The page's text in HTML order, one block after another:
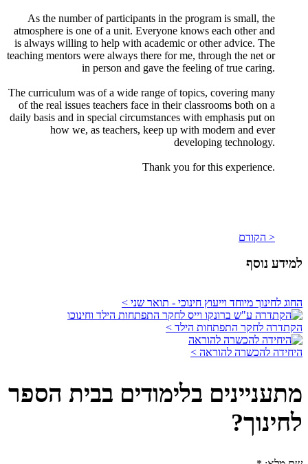
As the number of participants in the program is small, the
atmosphere is one of a unit. Everyone knows each other and
is always willing to help with academic or other advice. The
teaching mentors were always there for me, through the net or
in person and gave the feeling of true caring.
The curriculum was of a wide range of topics, covering many
of the real issues teachers face in their classrooms both on a
daily basis and in special circumstances with emphasis put on
how we, as teachers, keep up with modern and ever
developing technology.
Thank you for this experience.
< הקודם
למידע נוסף
החוג לחינוך מיוחד וייעוץ חינוכי - תואר שני >
הקתדרה לחקר התפתחות הילד >
היחידה להכשרה להוראה >
מתעניינים בלימודים בבית הספר
לחינוך?